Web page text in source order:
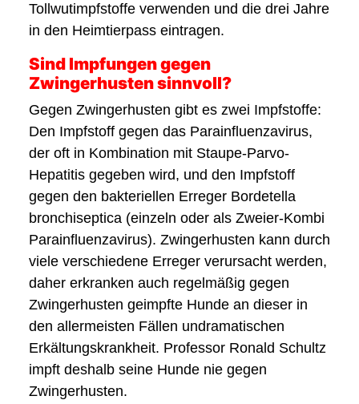
Tollwutimpfstoffe verwenden und die drei Jahre
in den Heimtierpass eintragen.
Sind Impfungen gegen
Zwingerhusten sinnvoll?
Gegen Zwingerhusten gibt es zwei Impfstoffe:
Den Impfstoff gegen das Parainfluenzavirus,
der oft in Kombination mit Staupe-Parvo-
Hepatitis gegeben wird, und den Impfstoff
gegen den bakteriellen Erreger Bordetella
bronchiseptica (einzeln oder als Zweier-Kombi
Parainfluenzavirus). Zwingerhusten kann durch
viele verschiedene Erreger verursacht werden,
daher erkranken auch regelmäßig gegen
Zwingerhusten geimpfte Hunde an dieser in
den allermeisten Fällen undramatischen
Erkältungskrankheit. Professor Ronald Schultz
impft deshalb seine Hunde nie gegen
Zwingerhusten.